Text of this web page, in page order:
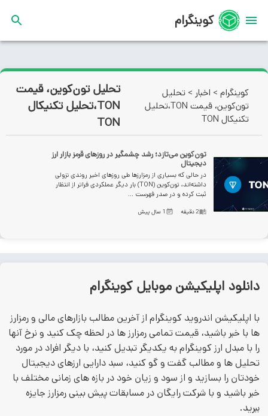
کوینگرام
کوینگرام > اخبار> تحلیل
تون‌کوین، قیمت TON،تحلیل
تکنیکال TON
تحلیل تون‌کوین، قیمت
TON،تحلیل تکنیکال
TON
تون‌کوین می‌تازد؛ رشد چشمگیر در روزهای قرمز بازار ارز
دیجیتال
در حالی که بسیاری از رمزارزها طی روزهای اخیر روندی نزولی
داشته‌اند، تون‌کوین (TON) بار دیگر عملکردی فراتر از انتظار
ثبت کرده و در صدر فهرست ...
2دقیقه 1 سال پیش
اپلیکیشن موبایل کوینگرام
اپلیکیشن اندروید کوینگرام از آخرین مطالب بازارهای مالی و رمزارز
با خبر باشید، قیمت تمامی رمزارز ها در لحظه چک کنید و نرخ آنها
با مبدل ارز کوینگرام به یکدیگر تبدیل کنید، با دیگر افراد در مورد
ها و مطالب گفت و گو کنید، سبد دارایی ارزهای دیجیتال
را بسازید و از سود و زیان خود در بازه های زمانی مختلف با
باشید و با شرکت رایگان در مسابقات پیش بینی رمزارز جایزه